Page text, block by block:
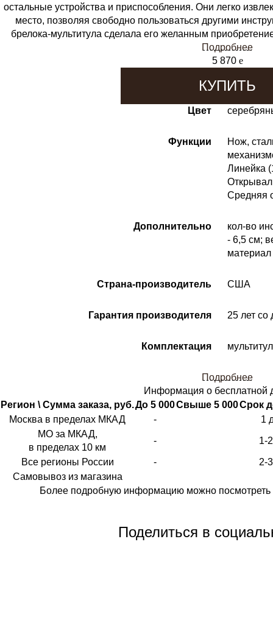
остальные устройства и приспособления. Они легко
место, позволяя свободно пользоваться другими
брелока-мультитула сделала его желанным
Подробнее
5 870 e
КУПИТЬ
Цвет
Функции
Нож,
Линейка
Средняя
Дополнительно
кол-во
- 6,5 см;
Страна-производитель США
Гарантия производителя 25 лет со
Комплектация
Подробнее
Информация о бесплатной
Регион \ Сумма заказа, руб.До 5 000Свыше 5 000Срок
Москва в пределах МКАД
-
1
МО за МКАД,
в пределах 10 км
- 1-
Все регионы России -
2-
Самовывоз из магазина
Более подробную информацию можно посмотреть
Поделиться в